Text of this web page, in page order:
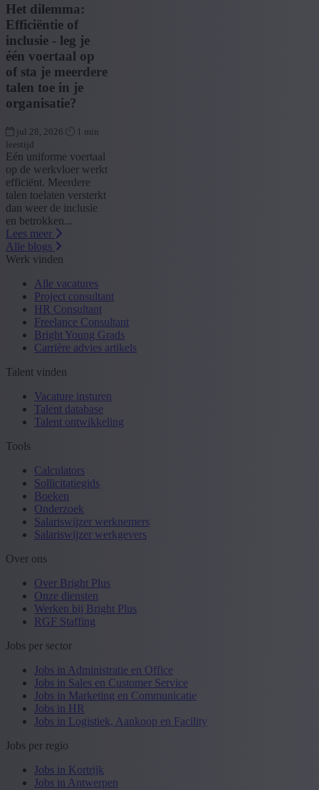
Het dilemma:
Efficiëntie of
inclusie - leg je
één voertaal op
of sta je meerdere
talen toe in je
organisatie?
jul 28, 2026
1 min
leestijd
Eén uniforme voertaal
op de werkvloer werkt
efficiënt. Meerdere
talen toelaten versterkt
dan weer de inclusie
en betrokken...
Lees meer
Alle blogs
Werk vinden
Alle vacatures
Project consultant
HR Consultant
Freelance Consultant
Bright Young Grads
Carrière advies artikels
Talent vinden
Vacature insturen
Talent database
Talent ontwikkeling
Tools
Calculators
Sollicitatiegids
Boeken
Onderzoek
Salariswijzer werknemers
Salariswijzer werkgevers
Over ons
Over Bright Plus
Onze diensten
Werken bij Bright Plus
RGF Staffing
Jobs per sector
Jobs in Administratie en Office
Jobs in Sales en Customer Service
Jobs in Marketing en Communicatie
Jobs in HR
Jobs in Logistiek, Aankoop en Facility
Jobs per regio
Jobs in Kortrijk
Jobs in Antwerpen